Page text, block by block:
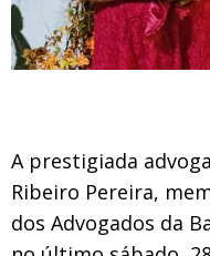
A prestigiada
Ribeiro Pereira,
dos Advogados da